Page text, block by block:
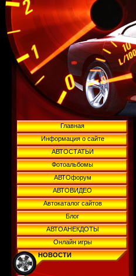
Главная
Информация о сайте
АВТОСТАТЬИ
Фотоальбомы
АВТОфорум
АВТОВИДЕО
Автокаталог сайтов
Блог
АВТОАНЕКДОТЫ
Онлайн игры
НОВОСТИ